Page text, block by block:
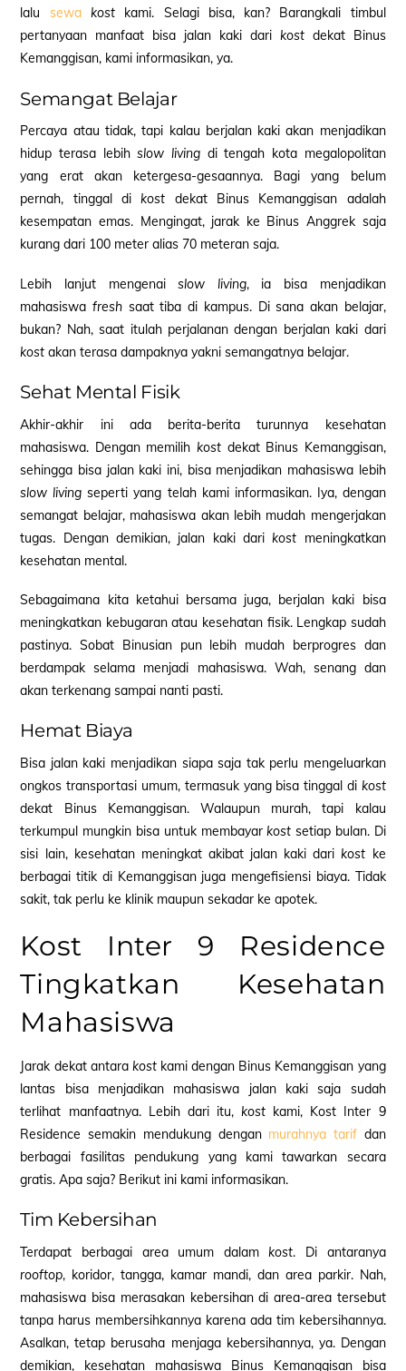
lalu sewa kost kami. Selagi bisa, kan? Barangkali timbul
pertanyaan manfaat bisa jalan kaki dari kost dekat Binus
Kemanggisan, kami informasikan, ya.
Semangat Belajar
Percaya atau tidak, tapi kalau berjalan kaki akan menjadikan
hidup terasa lebihslow living di tengah kota megalopolitan
yang erat akan ketergesa-gesaannya. Bagi yang belum
pernah, tinggal dikost dekat Binus Kemanggisan adalah
kesempatan emas. Mengingat, jarak ke Binus Anggrek saja
kurang dari 100 meter alias 70 meteran saja.
Lebih lanjut mengenaislow living, ia bisa menjadikan
mahasiswafresh saat tiba di kampus. Di sana akan belajar,
bukan? Nah, saat itulah perjalanan dengan berjalan kaki dari
kostakan terasa dampaknya yakni semangatnya belajar.
Sehat Mental Fisik
Akhir-akhir ini ada berita-berita turunnya kesehatan
mahasiswa. Dengan memilih kost dekat Binus Kemanggisan,
sehingga bisa jalan kaki ini, bisa menjadikan mahasiswa lebih
slow living seperti yang telah kami informasikan. Iya, dengan
semangat belajar, mahasiswa akan lebih mudah mengerjakan
tugas. Dengan demikian, jalan kaki darikost meningkatkan
kesehatan mental.
Sebagaimana kita ketahui bersama juga, berjalan kaki bisa
meningkatkan kebugaran atau kesehatan fisik. Lengkap sudah
pastinya. Sobat Binusian pun lebih mudah berprogres dan
berdampak selama menjadi mahasiswa. Wah, senang dan
akan terkenang sampai nanti pasti.
Hemat Biaya
Bisa jalan kaki menjadikan siapa saja tak perlu mengeluarkan
ongkos transportasi umum, termasuk yang bisa tinggal di kost
dekat Binus Kemanggisan. Walaupun murah, tapi kalau
terkumpul mungkin bisa untuk membayarkostsetiap bulan. Di
sisi lain, kesehatan meningkat akibat jalan kaki darikost ke
berbagai titik di Kemanggisan juga mengefisiensi biaya. Tidak
sakit, tak perlu ke klinik maupun sekadar ke apotek.
Kost Inter 9 Residence
Tingkatkan Kesehatan
Mahasiswa
Jarak dekat antara kost kami dengan Binus Kemanggisan yang
lantas bisa menjadikan mahasiswa jalan kaki saja sudah
terlihat manfaatnya. Lebih dari itu,kost kami, Kost Inter 9
Residence semakin mendukung dengan murahnya tarifdan
berbagai fasilitas pendukung yang kami tawarkan secara
gratis. Apa saja? Berikut ini kami informasikan.
Tim Kebersihan
Terdapat berbagai area umum dalamkost. Di antaranya
rooftop, koridor, tangga, kamar mandi, dan area parkir. Nah,
mahasiswa bisa merasakan kebersihan di area-area tersebut
tanpa harus membersihkannya karena ada tim kebersihannya.
Asalkan, tetap berusaha menjaga kebersihannya, ya. Dengan
demikian, kesehatan mahasiswa Binus Kemanggisan bisa